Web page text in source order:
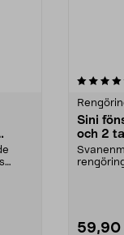
Sini
och 2
59,90